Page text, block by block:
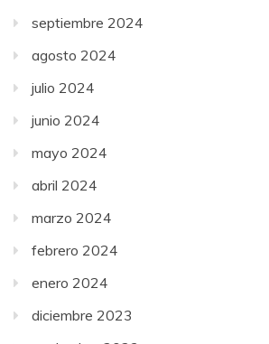
septiembre 2024
agosto 2024
julio 2024
junio 2024
mayo 2024
abril 2024
marzo 2024
febrero 2024
enero 2024
diciembre 2023